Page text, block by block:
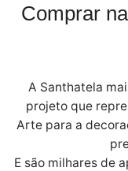
Comprar
A Santhatela
projeto que
Arte para a
E são milhares de